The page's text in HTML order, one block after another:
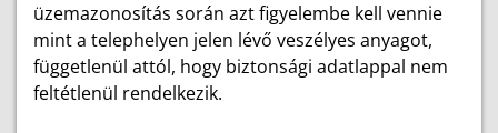
üzemazonosítás során azt figyelembe kell vennie
mint a telephelyen jelen lévő veszélyes anyagot,
függetlenül attól, hogy biztonsági adatlappal nem
feltétlenül rendelkezik.